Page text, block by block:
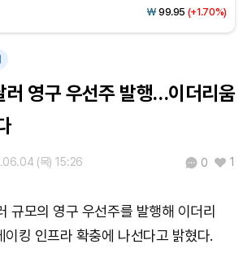
₩ 99.95 (+1.70%)
러 영구 우선주 발행…이더리움
(목) 15:26 0 1
규모의 영구 우선주를 발행해 이더리
킹 인프라 확충에 나선다고 밝혔다.